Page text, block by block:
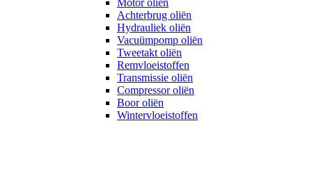
Motor oliën
Achterbrug oliën
Hydrauliek oliën
Vacuümpomp oliën
Tweetakt oliën
Remvloeistoffen
Transmissie oliën
Compressor oliën
Boor oliën
Wintervloeistoffen